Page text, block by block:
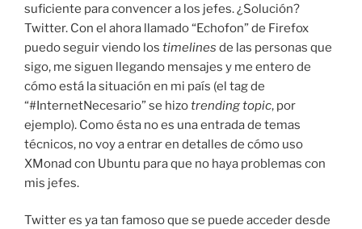
suficiente para convencer a los jefes. ¿Solución?
Twitter. Con el ahora llamado “Echofon” de Firefox
puedo seguir viendo los timelines de las personas que
sigo, me siguen llegando mensajes y me entero de
cómo está la situación en mi país (el tag de
“#InternetNecesario” se hizotrending topic, por
ejemplo). Como ésta no es una entrada de temas
técnicos, no voy a entrar en detalles de cómo uso
XMonad con Ubuntu para que no haya problemas con
mis jefes.
Twitter es ya tan famoso que se puede acceder desde